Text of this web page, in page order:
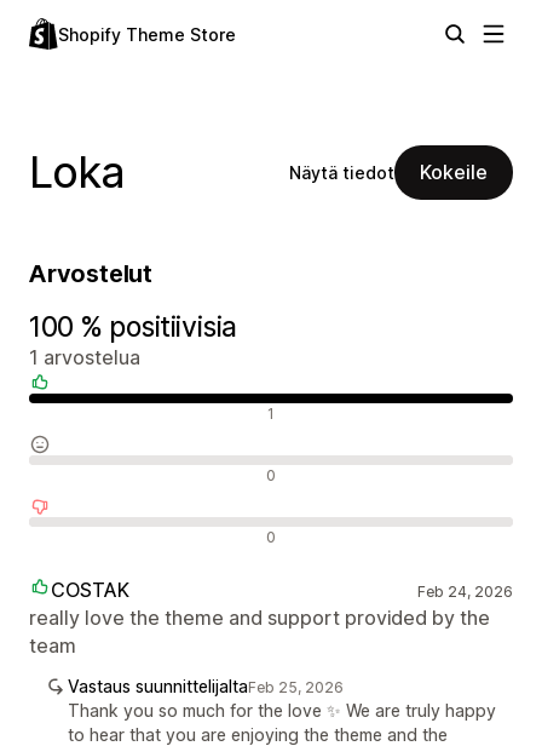
Shopify Theme Store
Loka Näytä tiedot Kokeile
Arvostelut
100 % positiivisia
1 arvostelua
1
0
0
COSTAK Feb 24, 2026
really love the theme and support provided by the
team
Vastaus suunnittelijaltaFeb 25, 2026
Thank you so much for the love ✨ We are truly happy
to hear that you are enjoying the theme and the